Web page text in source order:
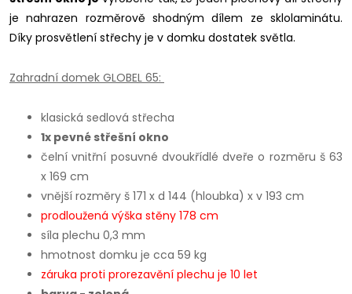
je nahrazen rozměrově shodným dílem ze sklolaminátu.
Díky prosvětlení střechy je v domku dostatek světla.
Zahradní domek GLOBEL 65:
klasická sedlová střecha
1x pevné střešní okno
čelní vnitřní posuvné dvoukřídlé dveře o rozměru š 63
x 169 cm
vnější rozměry š 171 x d 144 (hloubka) x v 193 cm
prodloužená výška stěny 178 cm
síla plechu 0,3 mm
hmotnost domku je cca 59 kg
záruka proti prorezavění plechu je 10 let